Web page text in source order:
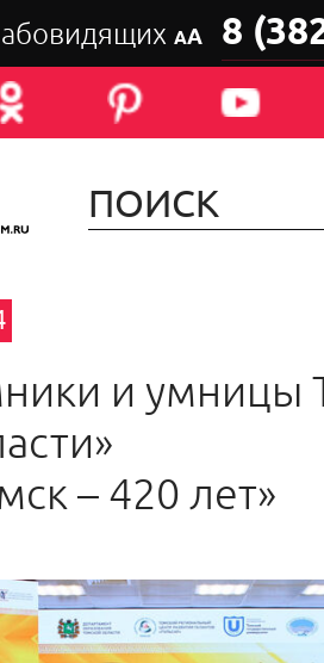
АА 8
и умницы
– 420 лет»